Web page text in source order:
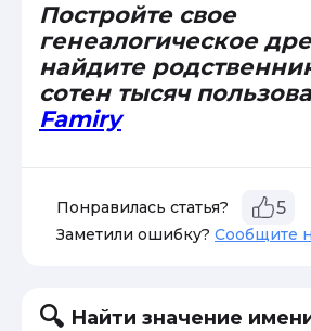
Постройте свое
генеалогическое
найдите
сотен тысяч
Famiry
Понравилась статья? 5
Заметили ошибку? Сообщите
Найти значение